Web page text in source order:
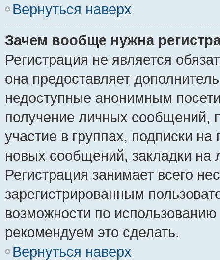
Вернуться наверх
Зачем вообще нужна
Регистрация не является
она предоставляет
недоступные анонимным
получение личных сообщений,
участие в группах, подписки
новых сообщений, закладки
Регистрация занимает всего
зарегистрированным
возможности по
рекомендуем это сделать.
Вернуться наверх